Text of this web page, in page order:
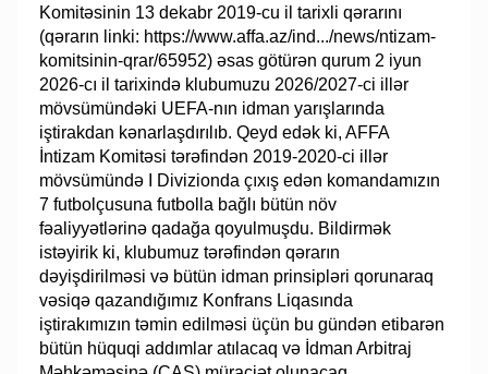
Komitəsinin 13 dekabr 2019-cu il tarixli qərarını
(qərarın linki: https://www.affa.az/ind.../news/ntizam-
komitsinin-qrar/65952) əsas götürən qurum 2 iyun
2026-cı il tarixində klubumuzu 2026/2027-ci illər
mövsümündəki UEFA-nın idman yarışlarında
iştirakdan kənarlaşdırılıb. Qeyd edək ki, AFFA
İntizam Komitəsi tərəfindən 2019-2020-ci illər
mövsümündə I Divizionda çıxış edən komandamızın
7 futbolçusuna futbolla bağlı bütün növ
fəaliyyətlərinə qadağa qoyulmuşdu. Bildirmək
istəyirik ki, klubumuz tərəfindən qərarın
dəyişdirilməsi və bütün idman prinsipləri qorunaraq
vəsiqə qazandığımız Konfrans Liqasında
iştirakımızın təmin edilməsi üçün bu gündən etibarən
bütün hüquqi addımlar atılacaq və İdman Arbitraj